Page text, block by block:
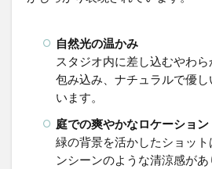
ど
ま
自然光の温かみ
スタジオ内に差し込むやわ
包み込み、ナチュラルで優
います。
庭での爽やかなロケーション
緑の背景を活かしたショッ
ンシーンのような清涼感が